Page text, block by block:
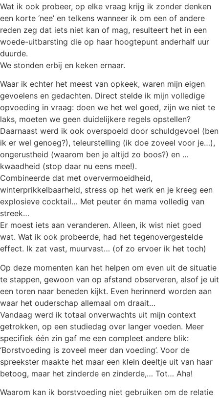
Wat ik ook probeer, op elke vraag krijg ik zonder denken
een korte ‘nee’ en telkens wanneer ik om een of andere
reden zeg dat iets niet kan of mag, resulteert het in een
woede-uitbarsting die op haar hoogtepunt anderhalf uur
duurde.
We stonden erbij en keken ernaar.
Waar ik echter het meest van opkeek, waren mijn eigen
gevoelens en gedachten. Direct stelde ik mijn volledige
opvoeding in vraag: doen we het wel goed, zijn we niet te
laks, moeten we geen duidelijkere regels opstellen?
Daarnaast werd ik ook overspoeld door schuldgevoel (ben
ik er wel genoeg?), teleurstelling (ik doe zoveel voor je…),
ongerustheid (waarom ben je altijd zo boos?) en …
kwaadheid (stop daar nu eens mee!).
Combineerde dat met oververmoeidheid,
winterprikkelbaarheid, stress op het werk en je kreeg een
explosieve cocktail… Met peuter én mama volledig van
streek…
Er moest iets aan veranderen. Alleen, ik wist niet goed
wat. Wat ik ook probeerde, had het tegenovergestelde
effect. Ik zat vast, muurvast… (of zo ervoer ik het toch)
Op deze momenten kan het helpen om even uit de situatie
te stappen, gewoon van op afstand observeren, alsof je uit
een toren naar beneden kijkt. Even herinnerd worden aan
waar het ouderschap allemaal om draait…
Vandaag werd ik totaal onverwachts uit mijn context
getrokken, op een studiedag over langer voeden. Meer
specifiek één zin gaf me een compleet andere blik:
‘Borstvoeding is zoveel meer dan voeding’. Voor de
spreekster maakte het maar een klein deeltje uit van haar
betoog, maar het zinderde en zinderde,… Tot… Aha!
Waarom kan ik borstvoeding niet gebruiken om de relatie